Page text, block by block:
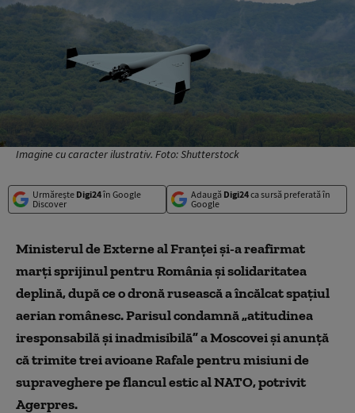
Imagine cu caracter ilustrativ. Foto: Shutterstock
Urmărește Digi24în Google
Discover
Adaugă Digi24ca sursă preferată în
Google
Ministerul de Externe al Franței și-a reafirmat
marți sprijinul pentru România și solidaritatea
deplină, după ce o dronă rusească a încălcat spațiul
aerian românesc. Parisul condamnă „atitudinea
iresponsabilă și inadmisibilă” a Moscovei și anunță
că trimite trei avioane Rafale pentru misiuni de
supraveghere pe flancul estic al NATO, potrivit
Agerpres.